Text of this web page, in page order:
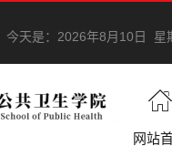
今天是： 2026年8月10日 星
网站